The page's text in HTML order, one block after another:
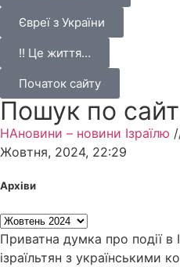
Євреї з України
!! Це життя…
Початок сайту
Пошук по
НАновини – новини Ізраїлю
Жовтня, 2024, 22:29
Архіви
Приватна думка про події в
ізраїльтян з українськими